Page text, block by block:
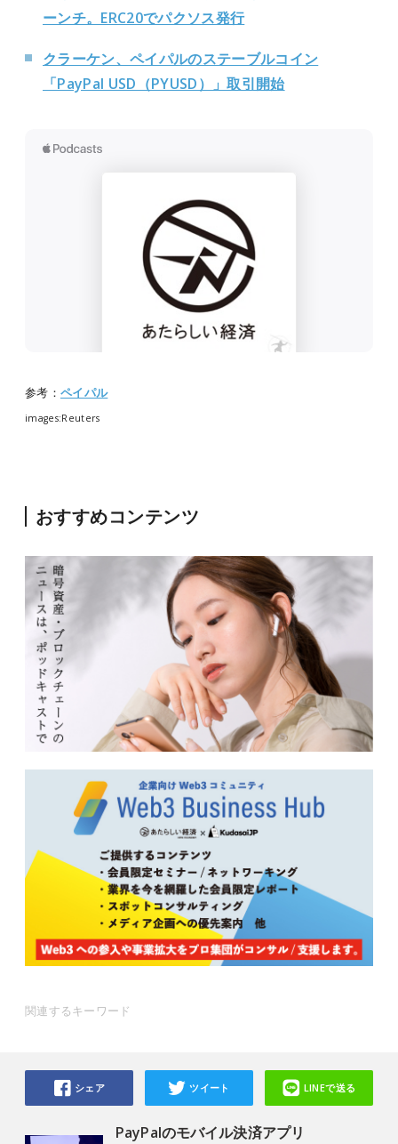
ーンチ。ERC20でパクソス発行
クラーケン、ペイパルのステーブルコイン
「PayPal USD（PYUSD）」取引開始
参考： ペイパル
images:Reuters
おすすめコンテンツ
関連するキーワード
PayPalのモバイル決済アプリ
シェア ツイート LINEで送る